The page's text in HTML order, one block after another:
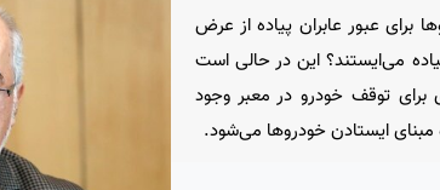
برای عبور عابران پیاده از عرض
می‌ایستند؟ این در حالی است
توقف خودرو در معبر وجود
مبنای ایستادن خودروها می‌شود.